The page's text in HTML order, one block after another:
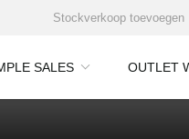
Stockverkoop toevoegen
SALES OUTLET